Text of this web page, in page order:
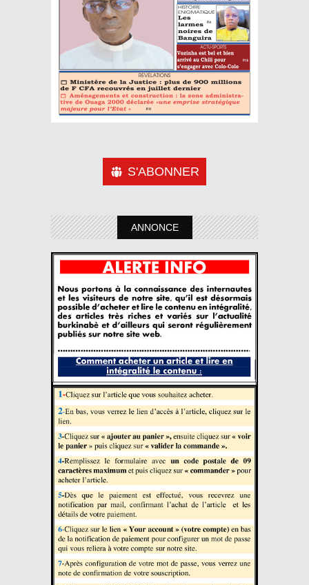
S'ABONNER
ANNONCE